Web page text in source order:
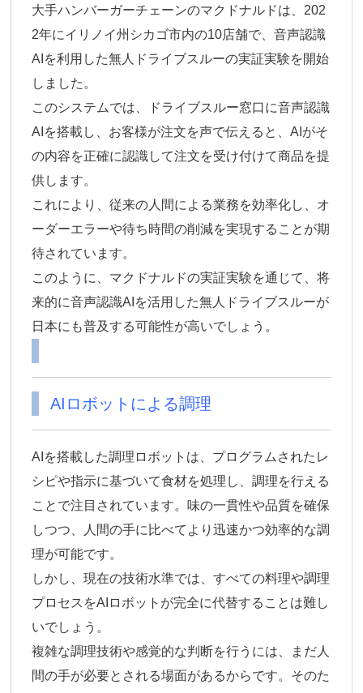
大手ハンバーガーチェーンのマクドナルドは、202
2年にイリノイ州シカゴ市内の10店舗で、音声認識
AIを利用した無人ドライブスルーの実証実験を開始
しました。
このシステムでは、ドライブスルー窓口に音声認識
AIを搭載し、お客様が注文を声で伝えると、AIがそ
の内容を正確に認識して注文を受け付けて商品を提
供します。
これにより、従来の人間による業務を効率化し、オ
ーダーエラーや待ち時間の削減を実現することが期
待されています。
このように、マクドナルドの実証実験を通じて、将
来的に音声認識AIを活用した無人ドライブスルーが
日本にも普及する可能性が高いでしょう。
AIロボットによる調理
AIを搭載した調理ロボットは、プログラムされたレ
シピや指示に基づいて食材を処理し、調理を行える
ことで注目されています。味の一貫性や品質を確保
しつつ、人間の手に比べてより迅速かつ効率的な調
理が可能です。
しかし、現在の技術水準では、すべての料理や調理
プロセスをAIロボットが完全に代替することは難し
いでしょう。
複雑な調理技術や感覚的な判断を行うには、まだ人
間の手が必要とされる場面があるからです。そのた